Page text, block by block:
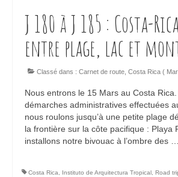
J 180 à J 185 : Costa-
entre plage, lac et
Classé dans : Carnet de route Costa Rica (
Nous entrons le 15 Mars au Costa
démarches administratives effectuées
nous roulons jusqu’à une petite plage
la frontière sur la côte pacifique : Playa
installons notre bivouac à l’ombre des …
Costa Rica Instituto de Arquitectura Tropical Road